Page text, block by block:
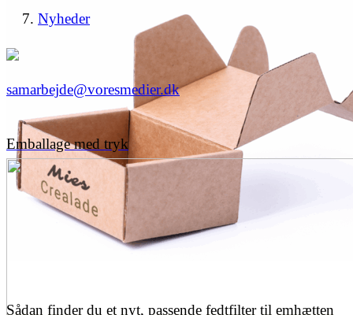
Emballage med tryk
Sådan finder du et nyt, passende fedtfilter til emhætten
Nyheder
samarbejde@voresmedier.dk